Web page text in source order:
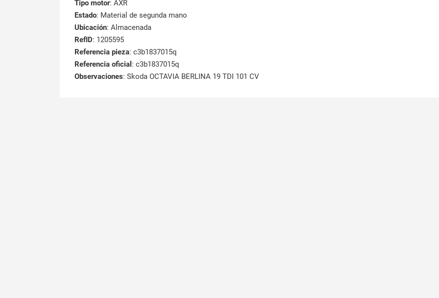
Tipo motor: AXR
Estado: Material de segunda mano
Ubicación: Almacenada
RefID: 1205595
Referencia pieza: c3b1837015q
Referencia oficial : c3b1837015q
Observaciones: Skoda OCTAVIA BERLINA 19 TDI 101 CV